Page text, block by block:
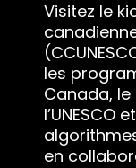
Visitez le
les
Canada,
l’UNESCO
en